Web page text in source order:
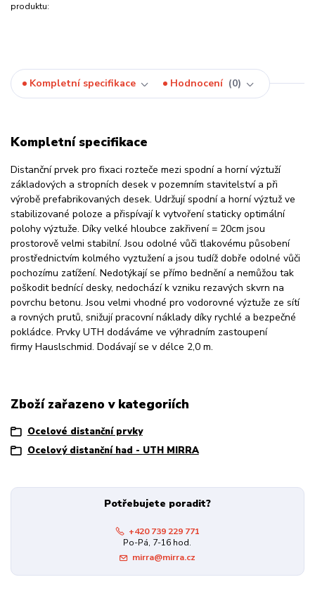
produktu:
Kompletní specifikace Hodnocení 0
Kompletní specifikace
Distanční prvek pro fixaci rozteče mezi spodní a horní výztuží
základových a stropních desek v pozemním stavitelství a při
výrobě prefabrikovaných desek. Udržují spodní a horní výztuž ve
stabilizované poloze a přispívají k vytvoření staticky optimální
polohy výztuže. Díky velké hloubce zakřivení = 20cm jsou
prostorově velmi stabilní. Jsou odolné vůči tlakovému působení
prostřednictvím kolmého vyztužení a jsou tudíž dobře odolné vůči
pochozímu zatížení. Nedotýkají se přímo bednění a nemůžou tak
poškodit bednící desky, nedochází k vzniku rezavých skvrn na
povrchu betonu. Jsou velmi vhodné pro vodorovné výztuže ze sítí
a rovných prutů, snižují pracovní náklady díky rychlé a bezpečné
pokládce. Prvky UTH dodáváme ve výhradním zastoupení
firmy Hauslschmid. Dodávají se v délce 2,0 m.
Zboží zařazeno v kategoriích
Ocelové distanční prvky
Ocelový distanční had - UTH MIRRA
Potřebujete poradit?
+420 739 229 771
Po-Pá, 7-16 hod.
mirra@mirra.cz